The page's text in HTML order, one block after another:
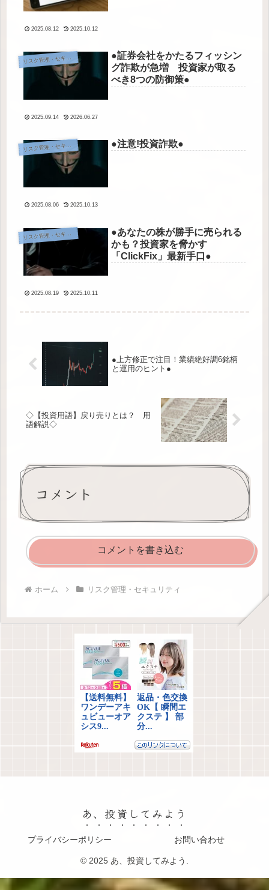
2025.08.12 2025.10.12
リスク管理・セキュリティ
●証券会社をかたるフィッシン
グ詐欺が急増 投資家が取る
べき8つの防御策●
2025.09.14 2026.06.27
リスク管理・セキュリティ ●注意!投資詐欺●
2025.08.06 2025.10.13
リスク管理・セキュリティ
●あなたの株が勝手に売られる
かも？投資家を脅かす
「ClickFix」最新手口●
2025.08.19 2025.10.11
●上方修正で注目！業績絶好調6銘柄
と運用のヒント●
◇【投資用語】戻り売りとは？ 用
語解説◇
コメント
コメントを書き込む
ホーム リスク管理・セキュリティ
あ、投資してみよう
プライバシーポリシー お問い合わせ
© 2025 あ、投資してみよう.